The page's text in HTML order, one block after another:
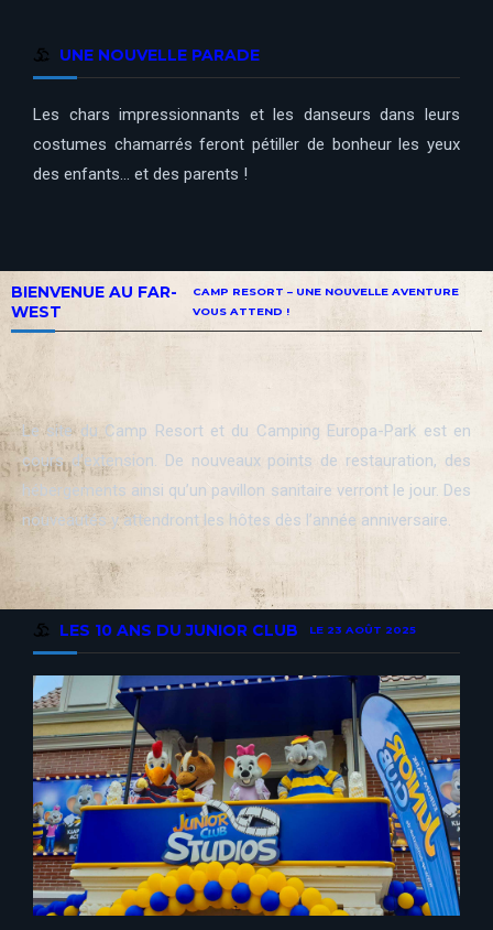
UNE NOUVELLE PARADE
Les chars impressionnants et les danseurs dans leurs
costumes chamarrés feront pétiller de bonheur les yeux
des enfants… et des parents !
BIENVENUE AU FAR-
WEST
CAMP RESORT – UNE NOUVELLE AVENTURE
VOUS ATTEND !
Le site du Camp Resort et du Camping Europa-Park est en
cours d’extension. De nouveaux points de restauration, des
hébergements ainsi qu’un pavillon sanitaire verront le jour. Des
nouveautés y attendront les hôtes dès l’année anniversaire.
LES 10 ANS DU JUNIOR CLUB LE 23 AOÛT 2025